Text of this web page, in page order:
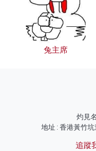
兔主席
灼見
地址 : 香港黃竹
追蹤